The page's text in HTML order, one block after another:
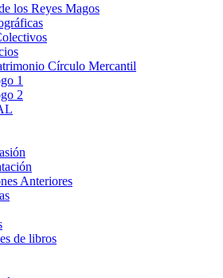
los Reyes Magos
Círculo Mercantil
1
2
Anteriores
de libros